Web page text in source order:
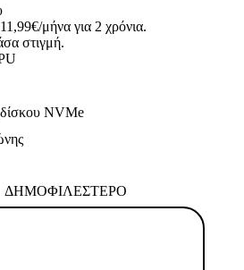
μήνα για 2 χρόνια.
στιγμή.
NVMe
ΔΗΜΟΦΙΛΈΣΤΕΡΟ